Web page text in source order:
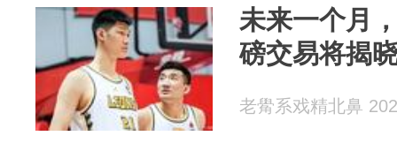
未来一个月
磅交易将揭
老觷系戏精北鼻